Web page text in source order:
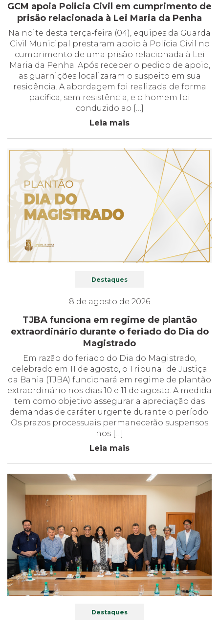
GCM apoia Policia Civil em cumprimento de
prisão relacionada à Lei Maria da Penha
Na noite desta terça-feira (04), equipes da Guarda
Civil Municipal prestaram apoio à Polícia Civil no
cumprimento de uma prisão relacionada à Lei
Maria da Penha. Após receber o pedido de apoio,
as guarnições localizaram o suspeito em sua
residência. A abordagem foi realizada de forma
pacífica, sem resistência, e o homem foi
conduzido ao […]
Leia mais
Destaques
8 de agosto de 2026
TJBA funciona em regime de plantão
extraordinário durante o feriado do Dia do
Magistrado
Em razão do feriado do Dia do Magistrado,
celebrado em 11 de agosto, o Tribunal de Justiça
da Bahia (TJBA) funcionará em regime de plantão
extraordinário nos dias 10 e 11 de agosto. A medida
tem como objetivo assegurar a apreciação das
demandas de caráter urgente durante o período.
Os prazos processuais permanecerão suspensos
nos […]
Leia mais
Destaques